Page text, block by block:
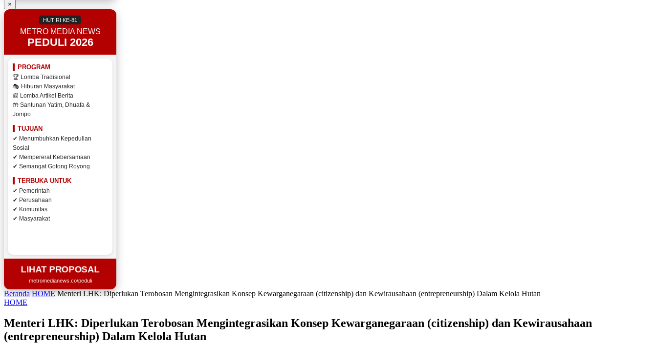
×
HUT RI KE-81
METRO MEDIA NEWS
PEDULI 2026
PROGRAM
🏆 Lomba Tradisional
🎭 Hiburan Masyarakat
📰 Lomba Artikel Berita
🤲 Santunan Yatim, Dhuafa &
Jompo
TUJUAN
✔ Menumbuhkan Kepedulian
Sosial
✔ Mempererat Kebersamaan
✔ Semangat Gotong Royong
TERBUKA UNTUK
✔ Pemerintah
✔ Perusahaan
✔ Komunitas
✔ Masyarakat
LIHAT PROPOSAL
metromedianews.co/peduli
Beranda HOME Menteri LHK: Diperlukan Terobosan Mengintegrasikan Konsep Kewarganegaraan (citizenship) dan Kewirausahaan (entrepreneurship) Dalam Kelola Hutan
HOME
Menteri LHK: Diperlukan Terobosan Mengintegrasikan Konsep Kewarganegaraan (citizenship) dan Kewirausahaan
(entrepreneurship) Dalam Kelola Hutan